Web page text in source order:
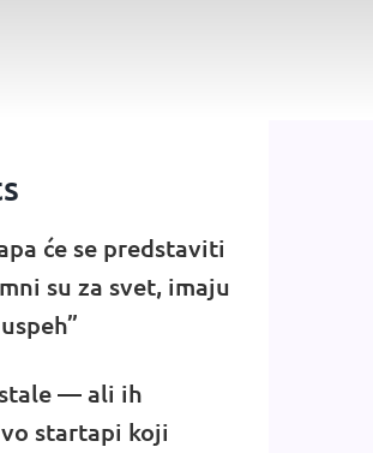
će se predstaviti
su za svet, imaju
— ali ih
startapi koji